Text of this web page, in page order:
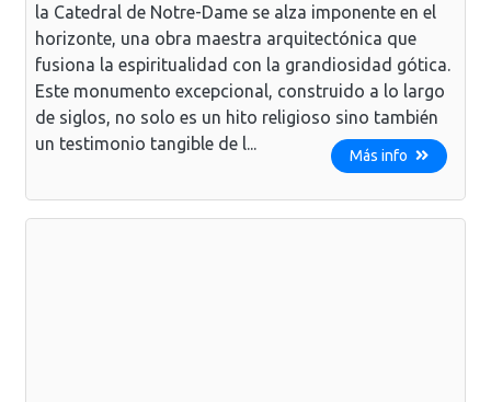
la Catedral de Notre-Dame se alza imponente en el
horizonte, una obra maestra arquitectónica que
fusiona la espiritualidad con la grandiosidad gótica.
Este monumento excepcional, construido a lo largo
de siglos, no solo es un hito religioso sino también
un testimonio tangible de l...
Más info